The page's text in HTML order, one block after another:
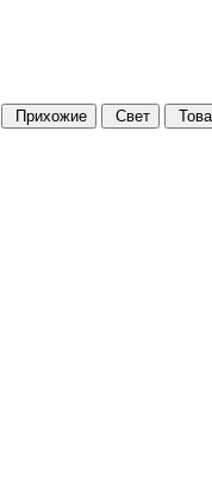
Прихожие Свет